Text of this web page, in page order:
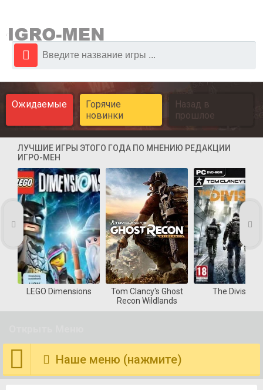
Ожидаемые
Горячие
новинки
Назад в
прошлое
ЛУЧШИЕ ИГРЫ ЭТОГО ГОДА ПО МНЕНИЮ РЕДАКЦИИ
ИГРО-МЕН
LEGO Dimensions
Tom Clancy's Ghost
Recon Wildlands
The Division
Наше меню (нажмите)